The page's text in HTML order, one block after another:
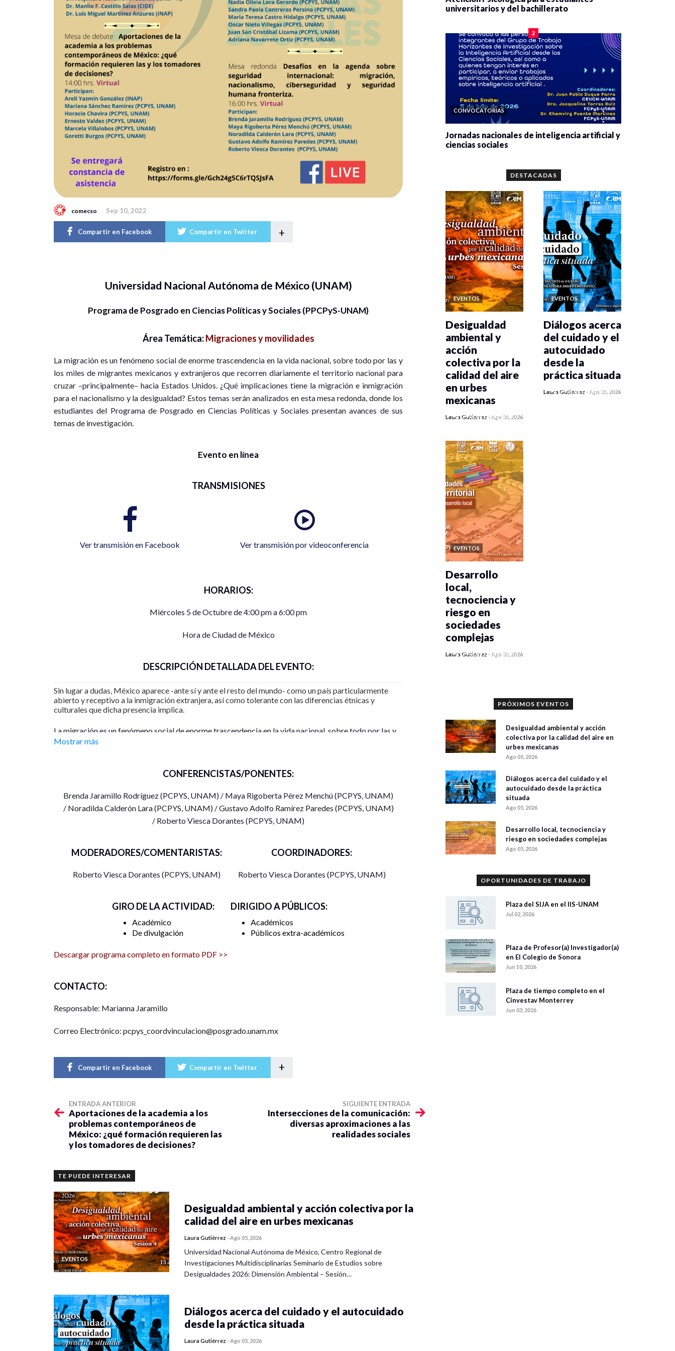
comecso Sep 10, 2022
Compartir en Facebook Compartir en Twitter +
Universidad Nacional Autónoma de México (UNAM)
Programa de Posgrado en Ciencias Políticas y Sociales (PPCPyS-UNAM)
Área Temática:Migraciones y movilidades
La migración es un fenómeno social de enorme trascendencia en la vida nacional, sobre todo por las y
los miles de migrantes mexicanos y extranjeros que recorren diariamente el territorio nacional para
cruzar –principalmente– hacia Estados Unidos. ¿Qué implicaciones tiene la migración e inmigración
para el nacionalismo y la desigualdad? Estos temas serán analizados en esta mesa redonda, donde los
estudiantes del Programa de Posgrado en Ciencias Políticas y Sociales presentan avances de sus
temas de investigación.
Evento en línea
TRANSMISIONES
Ver transmisión en Facebook Ver transmisión por videoconferencia
HORARIOS:
Miércoles 5 de Octubre de 4:00 pm a 6:00 pm
Hora de Ciudad de México
DESCRIPCIÓN DETALLADA DEL EVENTO:
Sin lugar a dudas, México aparece -ante sí y ante el resto del mundo- como un país particularmente
abierto y receptivo a la inmigración extranjera, así como tolerante con las diferencias étnicas y
culturales que dicha presencia implica.
La migración es un fenómeno social de enorme trascendencia en la vida nacional, sobre todo por las y
los miles de migrantes mexicanos y extranjeros que recorren diariamente el territorio nacional para
para el nacionalismo y la desigualdad? Estos temas serán analizados en esta mesa redonda, donde los
estudiantes del Programa de Posgrado en Ciencias Políticas y Sociales presentan avances de sus
temas de investigación.
Mostrar más
CONFERENCISTAS/PONENTES:
Brenda Jaramillo Rodríguez (PCPYS, UNAM) / Maya Rigoberta Pérez Menchú (PCPYS, UNAM)
/ Noradilda Calderón Lara (PCPYS, UNAM) / Gustavo Adolfo Ramírez Paredes (PCPYS, UNAM)
/ Roberto Viesca Dorantes (PCPYS, UNAM)
MODERADORES/COMENTARISTAS:
Roberto Viesca Dorantes (PCPYS, UNAM)
COORDINADORES:
Roberto Viesca Dorantes (PCPYS, UNAM)
GIRO DE LA ACTIVIDAD:
Académico
De divulgación
DIRIGIDO A PÚBLICOS:
Académicos
Públicos extra-académicos
Descargar programa completo en formato PDF >>
CONTACTO:
Responsable: Marianna Jaramillo
Correo Electrónico: pcpys_coordvinculacion@posgrado.unam.mx
Compartir en Facebook Compartir en Twitter +
ENTRADA ANTERIOR
Aportaciones de la academia a los
problemas contemporáneos de
México: ¿qué formación requieren las
y los tomadores de decisiones?
SIGUIENTE ENTRADA
Intersecciones de la comunicación:
diversas aproximaciones a las
realidades sociales
TE PUEDE INTERESAR
EVENTOS
Desigualdad ambiental y acción colectiva por la
calidad del aire en urbes mexicanas
Laura Gutiérrez - Ago 05, 2026
Universidad Nacional Autónoma de México, Centro Regional de
Investigaciones Multidisciplinarias Seminario de Estudios sobre
Desigualdades 2026: Dimensión Ambiental – Sesión…
Diálogos acerca del cuidado y el autocuidado
desde la práctica situada
Laura Gutiérrez - Ago 05, 2026
universitarios y del bachillerato
2
CONVOCATORIAS
Jornadas nacionales de inteligencia artificial y
ciencias sociales
DESTACADAS
EVENTOS
0 veces compartido
Desigualdad
ambiental y
acción
colectiva por la
calidad del aire
en urbes
mexicanas
Laura Gutiérrez -Ago 05, 2026
EVENTOS
0 veces compartido
Diálogos acerca
del cuidado y el
autocuidado
desde la
práctica situada
Laura Gutiérrez -Ago 05, 2026
EVENTOS
0 veces compartido
Desarrollo
local,
tecnociencia y
riesgo en
sociedades
complejas
Laura Gutiérrez -Ago 05, 2026
PRÓXIMOS EVENTOS
Desigualdad ambiental y acción
colectiva por la calidad del aire en
urbes mexicanas
Ago 05, 2026
Diálogos acerca del cuidado y el
autocuidado desde la práctica
situada
Ago 05, 2026
Desarrollo local, tecnociencia y
riesgo en sociedades complejas
Ago 05, 2026
OPORTUNIDADES DE TRABAJO
Plaza del SIJA en el IIS-UNAM
Jul 02, 2026
Plaza de Profesor(a) Investigador(a)
en El Colegio de Sonora
Jun 10, 2026
Plaza de tiempo completo en el
Cinvestav Monterrey
Jun 03, 2026